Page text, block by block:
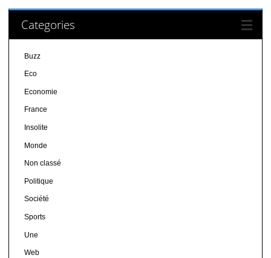
Categories
Buzz
Eco
Economie
France
Insolite
Monde
Non classé
Politique
Société
Sports
Une
Web